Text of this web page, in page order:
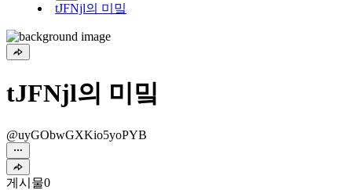
tJFNjl의 미밐
tJFNjl의 미밐
@uyGObwGXKio5yoPYB
게시물0